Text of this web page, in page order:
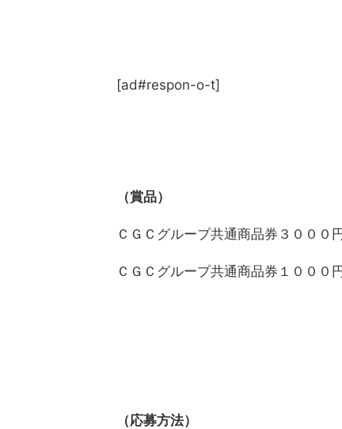
[ad#respon-o-t]
（賞品）
ＣＧＣグループ共通商品券３０００
ＣＧＣグループ共通商品券１０００
（応募方法）